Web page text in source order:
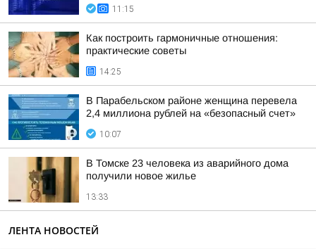
11:15
Как построить гармоничные отношения:
практические советы
14:25
В Парабельском районе женщина перевела
2,4 миллиона рублей на «безопасный счет»
10:07
В Томске 23 человека из аварийного дома
получили новое жилье
13:33
ЛЕНТА НОВОСТЕЙ